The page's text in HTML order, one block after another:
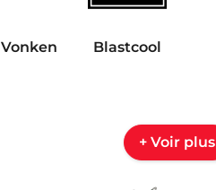
Vonken Blastcool
+ Voir plus